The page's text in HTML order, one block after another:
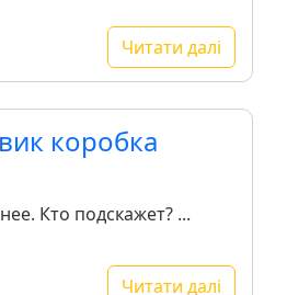
Читати далі
коробка
Кто подскажет? ...
Читати далі